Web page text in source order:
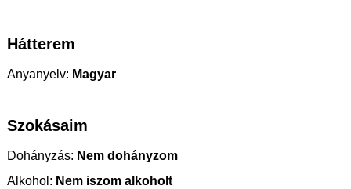
Hátterem
Anyanyelv: Magyar
Szokásaim
Dohányzás: Nem dohányzom
Alkohol: Nem iszom alkoholt